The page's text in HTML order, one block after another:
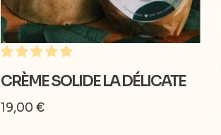
CRÈME SOLIDE LA DÉLICATE
19,00 €